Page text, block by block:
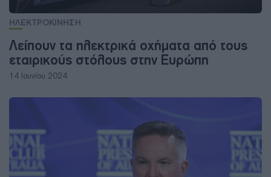
ΗΛΕΚΤΡΟΚΙΝΗΣΗ
Λείπουν τα ηλεκτρικά οχήματα από τους
εταιρικούς στόλους στην Ευρώπη
14 Ιουνίου 2024